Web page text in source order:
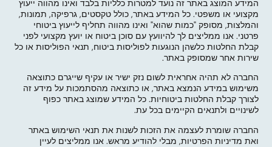
המידע המוצג באתר זה נועד למטרות כלליות בלבד ואינו מהווה ייעוץ
מקצועי או משפטי. כל המידע באתר, כולל טקסטים, גרפיקה, תמונות,
והמלצות, מסופק "כמות שהוא" ואינו מהווה תחליף לייעוץ ביטוחי
פרטני. אנו ממליצים לך להיוועץ עם סוכן ביטוח או יועץ מקצועי לפני
קבלת החלטות כלשהן הנוגעות לפוליסות ביטוח, תנאי הפוליסות או כל
שירות אחר שמסופק באתר.
החברה לא תהיה אחראית לשום נזק ישיר או עקיף שייגרם כתוצאה
משימוש במידע הנמצא באתר, או כתוצאה מהסתמכות על מידע זה
לצורך קבלת החלטות ביטוחיות. כל המידע שמוצג באתר כפוף
לשינויים ולתנאים הקיימים בכל עת.
החברה שומרת לעצמה את הזכות לשנות את תנאי השימוש באתר
ואת מדיניות הפרטיות, מבלי להודיע מראש. אנו ממליצים לעיין